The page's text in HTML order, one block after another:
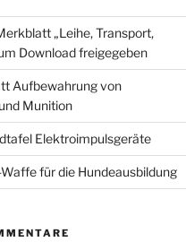
„Leihe, Transport,
Download freigegeben
Aufbewahrung von
Munition
Elektroimpulsgeräte
für die Hundeausbildung